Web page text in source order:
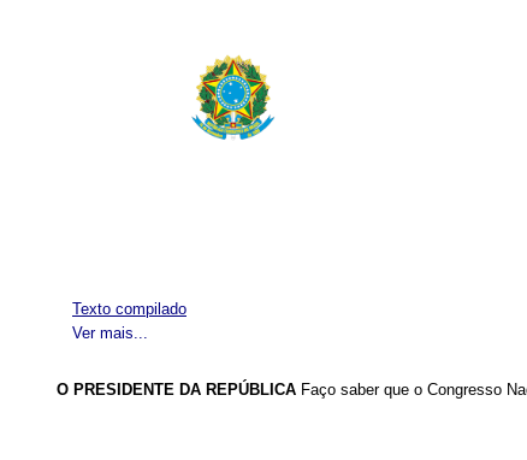
Ver mais...
Texto compilado
O PRESIDENTE DA REPÚBLICA Faço saber que o Congresso